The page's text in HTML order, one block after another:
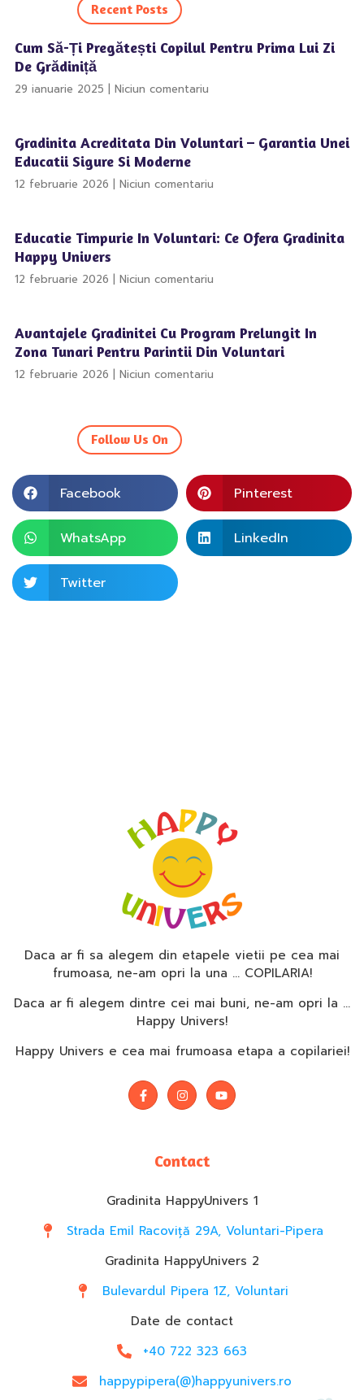
Recent Posts
Cum Să-Ți Pregătești Copilul Pentru Prima Lui Zi
De Grădiniță
29 ianuarie 2025 Niciun comentariu
Gradinita Acreditata Din Voluntari – Garantia Unei
Educatii Sigure Si Moderne
12 februarie 2026 Niciun comentariu
Educatie Timpurie In Voluntari: Ce Ofera Gradinita
Happy Univers
12 februarie 2026 Niciun comentariu
Avantajele Gradinitei Cu Program Prelungit In
Zona Tunari Pentru Parintii Din Voluntari
12 februarie 2026 Niciun comentariu
Follow Us On
Facebook Pinterest
WhatsApp LinkedIn
Twitter
Daca ar fi sa alegem din etapele vietii pe cea mai
frumoasa, ne-am opri la una … COPILARIA!
Daca ar fi alegem dintre cei mai buni, ne-am opri la …
Happy Univers!
Happy Univers e cea mai frumoasa etapa a copilariei!
Contact
Gradinita HappyUnivers 1
Strada Emil Racoviță 29A, Voluntari-Pipera
Gradinita HappyUnivers 2
Bulevardul Pipera 1Z, Voluntari
Date de contact
+40 722 323 663
happypipera(@)happyunivers.ro